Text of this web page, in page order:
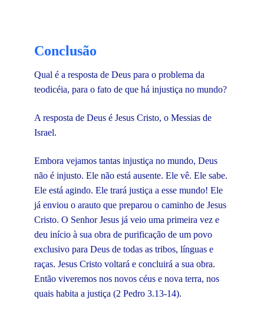
Conclusão
Qual é a resposta de Deus para o problema da
teodicéia, para o fato de que há injustiça no mundo?
A resposta de Deus é Jesus Cristo, o Messias de
Israel.
Embora vejamos tantas injustiça no mundo, Deus
não é injusto. Ele não está ausente. Ele vê. Ele sabe.
Ele está agindo. Ele trará justiça a esse mundo! Ele
já enviou o arauto que preparou o caminho de Jesus
Cristo. O Senhor Jesus já veio uma primeira vez e
deu início à sua obra de purificação de um povo
exclusivo para Deus de todas as tribos, línguas e
raças. Jesus Cristo voltará e concluirá a sua obra.
Então viveremos nos novos céus e nova terra, nos
quais habita a justiça (2 Pedro 3.13-14).